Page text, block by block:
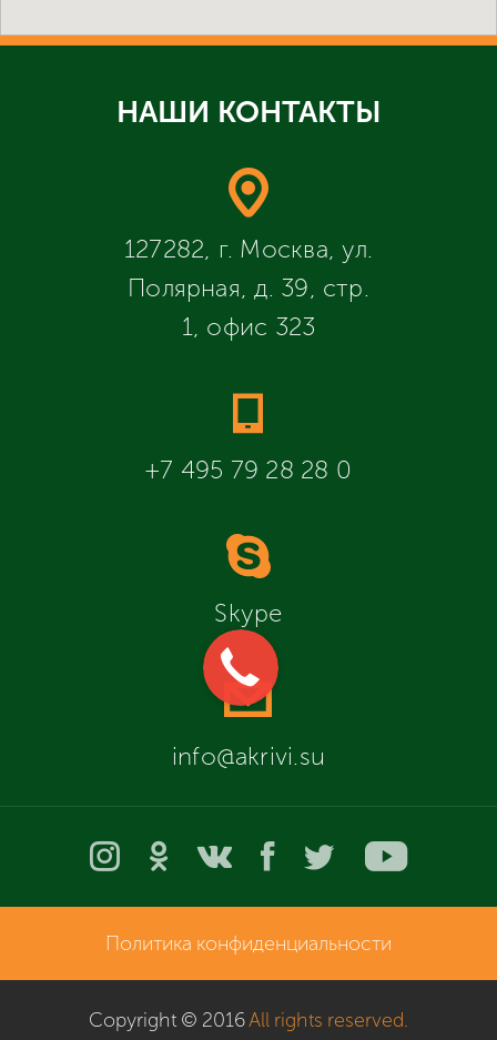
НАШИ КОНТАКТЫ
127282, г. Москва, ул.
Полярная, д. 39, стр.
1, офис 323
+7 495 79 28 28 0
Skype
info@akrivi.su
Политика конфиденциальности
Copyright © 2016All rights reserved.